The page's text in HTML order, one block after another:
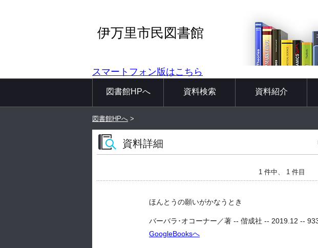
伊万里市民図書館
スマートフォン版はこちら
図書館HPへ 資料検索 資料紹介
図書館HPへ >
資料詳細
1 件中、 1 件目
ほんとうの願いがかなうとき
バーバラ･オコーナー／著 -- 偕成社 -- 2019.12 --
GoogleBooksへ